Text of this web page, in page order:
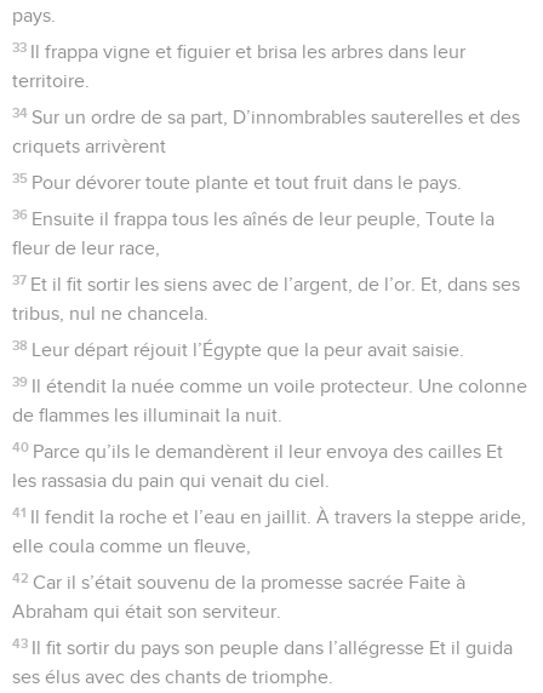
pays.
33 Il frappa vigne et figuier et brisa les arbres dans leur
territoire.
34 Sur un ordre de sa part, D’innombrables sauterelles et des
criquets arrivèrent
35 Pour dévorer toute plante et tout fruit dans le pays.
36 Ensuite il frappa tous les aînés de leur peuple, Toute la
fleur de leur race,
37 Et il fit sortir les siens avec de l’argent, de l’or. Et, dans ses
tribus, nul ne chancela.
38 Leur départ réjouit l’Égypte que la peur avait saisie.
39 Il étendit la nuée comme un voile protecteur. Une colonne
de flammes les illuminait la nuit.
40 Parce qu’ils le demandèrent il leur envoya des cailles Et
les rassasia du pain qui venait du ciel.
41 Il fendit la roche et l’eau en jaillit. À travers la steppe aride,
elle coula comme un fleuve,
42 Car il s’était souvenu de la promesse sacrée Faite à
Abraham qui était son serviteur.
43 Il fit sortir du pays son peuple dans l’allégresse Et il guida
ses élus avec des chants de triomphe.